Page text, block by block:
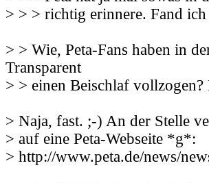
> > > richtig erinnere. Fand
> > Wie, Peta-Fans haben in
Transparent
> > einen Beischlaf vollzogen?
> Naja, fast. ;-) An der Stelle
> auf eine Peta-Webseite *g*:
> http://www.peta.de/news/